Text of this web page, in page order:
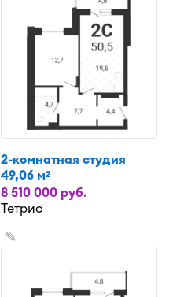
2-комнатная студия
49,06 м2
8 510 000 руб.
Тетрис
✎